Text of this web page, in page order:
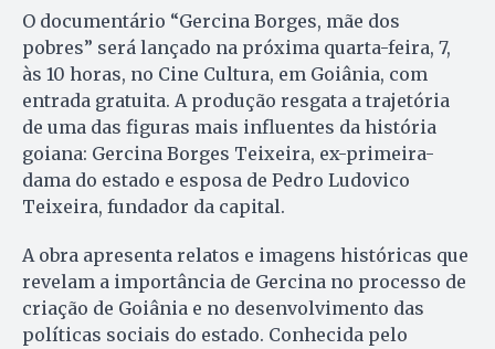
O documentário “Gercina Borges, mãe dos
pobres” será lançado na próxima quarta-feira, 7,
às 10 horas, no Cine Cultura, em Goiânia, com
entrada gratuita. A produção resgata a trajetória
de uma das figuras mais influentes da história
goiana: Gercina Borges Teixeira, ex-primeira-
dama do estado e esposa de Pedro Ludovico
Teixeira, fundador da capital.
A obra apresenta relatos e imagens históricas que
revelam a importância de Gercina no processo de
criação de Goiânia e no desenvolvimento das
políticas sociais do estado. Conhecida pelo